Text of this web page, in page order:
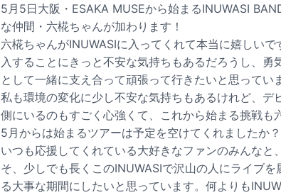
5月5日大阪・ESAKA MUSEから始まるINUWASI
な仲間・六椛ちゃんが加わります！
六椛ちゃんがINUWASIに入ってくれて本当に嬉しい
入することにきっと不安な気持ちもあるだろうし、
として一緒に支え合って頑張って行きたいと思ってい
私も環境の変化に少し不安な気持ちもあるけれど、
側にいるのもすごく心強くて、これから始まる挑戦も
5月からは始まるツアーは予定を空けてくれましたか？
いつも応援してくれている大好きなファンのみんなと
そ、少しでも長くこのINUWASIで沢山の人にライブ
る大事な期間にしたいと思っています。何よりも